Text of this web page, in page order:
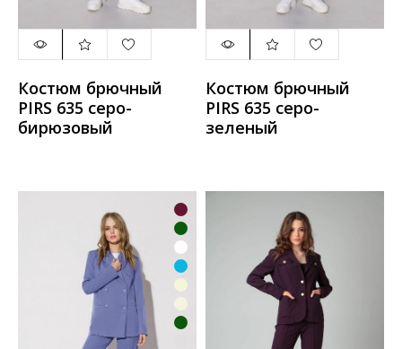
Костюм брючный
PIRS 635 серо-
бирюзовый
Костюм брючный
PIRS 635 серо-
зеленый